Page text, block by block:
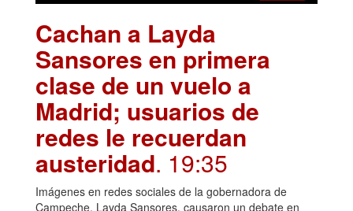
Cachan a Layda
Sansores en primera
clase de un vuelo a
Madrid; usuarios de
redes le recuerdan
austeridad. 19:35
Imágenes en redes sociales de la gobernadora de
Campeche, Layda Sansores, causaron un debate en